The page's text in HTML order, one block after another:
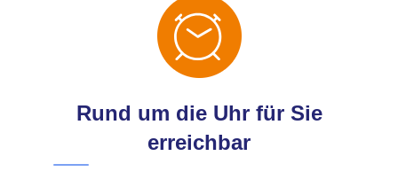
Rund um die Uhr für Sie
erreichbar